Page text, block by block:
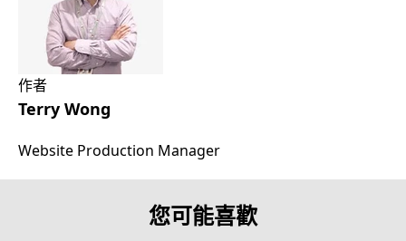
作者
Terry Wong
Website Production Manager
您可能喜歡